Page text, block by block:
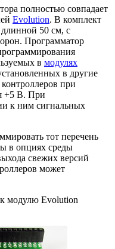
полностью совпадает
Evolution. В комплект
50 см, с
Программатор
в модулях
в другие
при
+5 В. При
к ним сигнальных
тот перечень
в опциях среды
свежих версий
может
модулю Evolution